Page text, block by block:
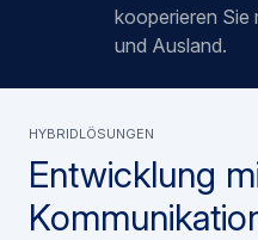
kooperieren Sie
und Ausland.
Entwicklung
HYBRIDLÖSUNGEN